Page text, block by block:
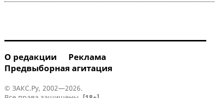
О редакции
Реклама
Предвыборная агитация
© ЗАКС.Ру, 2002—2026.